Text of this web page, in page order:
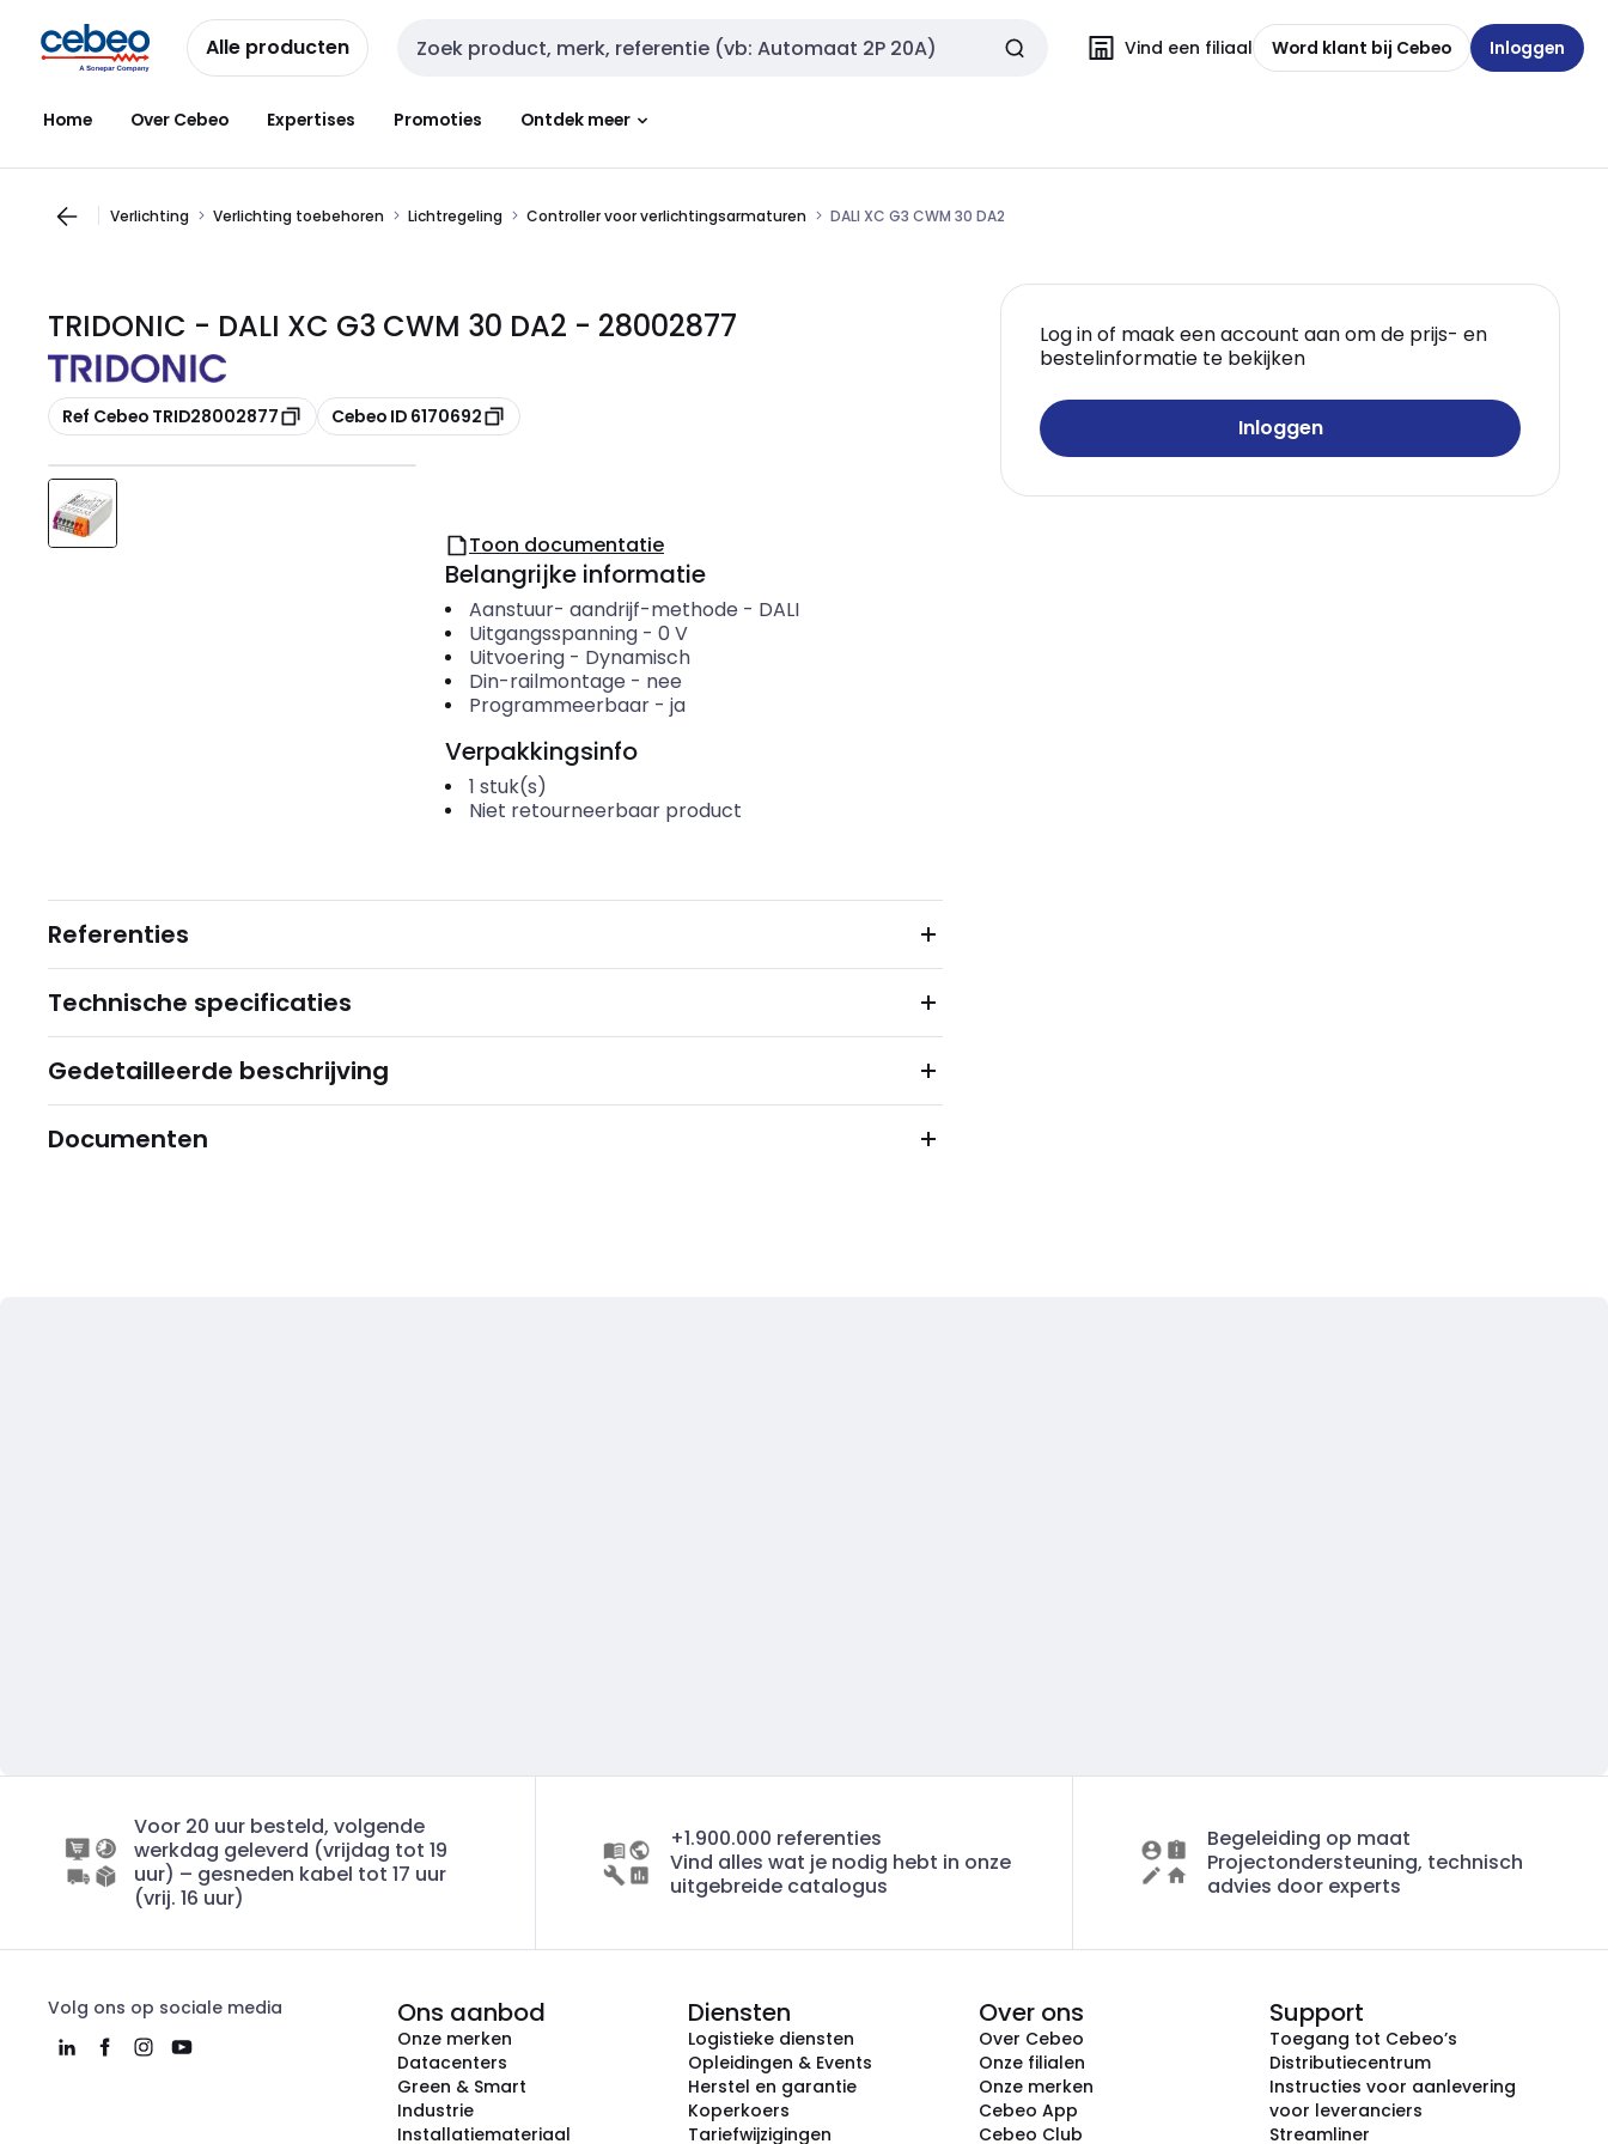
naar
navigatie
naar
inhoud
Alle producten Zoekveld invoer Vind een filiaal Word klant bij Cebeo Inloggen
Home Over Cebeo Expertises Promoties Ontdek meer
Verlichting Verlichting toebehoren Lichtregeling Controller voor verlichtingsarmaturen DALI XC G3 CWM 30 DA2
TRIDONIC - DALI XC G3 CWM 30 DA2 - 28002877
Kopiëren
Ref Cebeo TRID28002877 Kopiëren
Cebeo ID 6170692
Log in of maak een account aan om de prijs- en
bestelinformatie te bekijken
Inloggen
Toon documentatie
Belangrijke informatie
Aanstuur- aandrijf-methode - DALI
Uitgangsspanning- 0 V
Uitvoering- Dynamisch
Din-railmontage - nee
Programmeerbaar- ja
Verpakkingsinfo
1 stuk(s)
Niet retourneerbaar product
Referenties
Technische specificaties
Gedetailleerde beschrijving
Documenten
Voor 20 uur besteld, volgende
werkdag geleverd (vrijdag tot 19
uur) – gesneden kabel tot 17 uur
(vrij. 16 uur)
+1.900.000 referenties
Vind alles wat je nodig hebt in onze
uitgebreide catalogus
Begeleiding op maat
Projectondersteuning, technisch
advies door experts
Volg ons op sociale media Ons aanbod
Onze merken
Datacenters
Green & Smart
Industrie
Installatiemateriaal
Diensten
Logistieke diensten
Opleidingen & Events
Herstel en garantie
Koperkoers
Tariefwijzigingen
Over ons
Over Cebeo
Onze filialen
Onze merken
Cebeo App
Cebeo Club
Support
Toegang tot Cebeo’s
Distributiecentrum
Instructies voor aanlevering
voor leveranciers
Streamliner